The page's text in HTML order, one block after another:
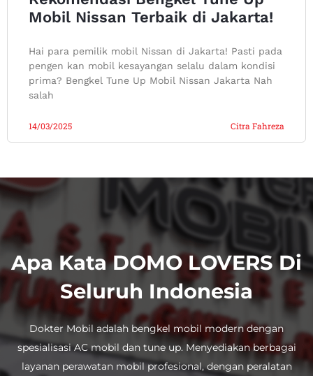
Mobil Nissan Terbaik di Jakarta!
Hai para pemilik mobil Nissan di Jakarta! Pasti pada
pengen kan mobil kesayangan selalu dalam kondisi
prima? Bengkel Tune Up Mobil Nissan Jakarta Nah
salah
Citra Fahreza
14/03/2025
Apa Kata DOMO LOVERS Di
Seluruh Indonesia
Dokter Mobil adalah bengkel mobil modern dengan
spesialisasi AC mobil dan tune up.Menyediakan berbagai
layanan perawatan mobil profesional, dengan peralatan